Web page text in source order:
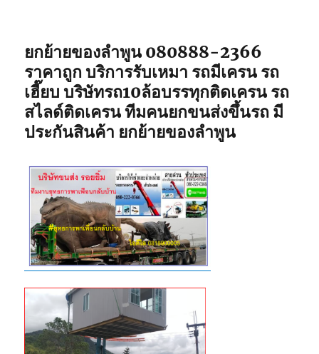
ยกย้ายของลำพูน 080888-2366
ราคาถูก บริการรับเหมา รถมีเครน รถ
เฮี๊ยบ บริษัทรถ10ล้อบรรทุกติดเครน รถ
สไลด์ติดเครน ทีมคนยกขนส่งขึ้นรถ มี
ประกันสินค้า ยกย้ายของลำพูน